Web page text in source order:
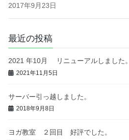
2017年9月23日
最近の投稿
2021 年10月 リニューアルしました。
2021年11月5日
サーバー引っ越しました。
2018年9月8日
ヨガ教室 ２回目 好評でした。